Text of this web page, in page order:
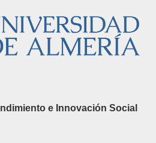
e Innovación Social